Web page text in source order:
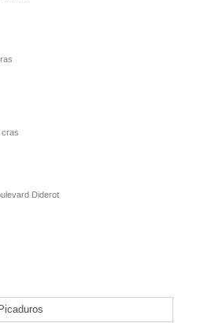
cras
Diderot